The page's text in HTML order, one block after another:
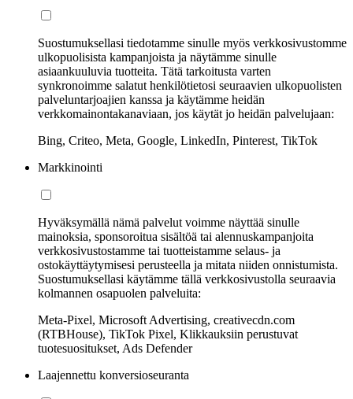
Suostumuksellasi tiedotamme sinulle myös verkkosivustomme
ulkopuolisista kampanjoista ja näytämme sinulle
asiaankuuluvia tuotteita. Tätä tarkoitusta varten
synkronoimme salatut henkilötietosi seuraavien ulkopuolisten
palveluntarjoajien kanssa ja käytämme heidän
verkkomainontakanaviaan, jos käytät jo heidän palvelujaan:
Bing, Criteo, Meta, Google, LinkedIn, Pinterest, TikTok
Markkinointi
Hyväksymällä nämä palvelut voimme näyttää sinulle
mainoksia, sponsoroitua sisältöä tai alennuskampanjoita
verkkosivustostamme tai tuotteistamme selaus- ja
ostokäyttäytymisesi perusteella ja mitata niiden onnistumista.
Suostumuksellasi käytämme tällä verkkosivustolla seuraavia
kolmannen osapuolen palveluita:
Meta-Pixel, Microsoft Advertising, creativecdn.com
(RTBHouse), TikTok Pixel, Klikkauksiin perustuvat
tuotesuositukset, Ads Defender
Laajennettu konversioseuranta